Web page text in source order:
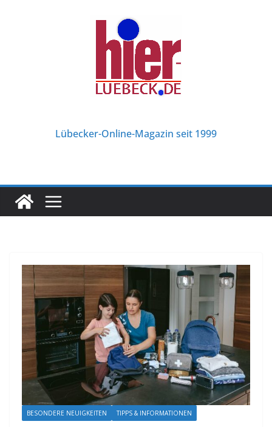
Lübecker-Online-Magazin seit 1999
BESONDERE NEUIGKEITEN TIPPS & INFORMATIONEN